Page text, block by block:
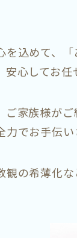
込めて、
心してお任
家族様が
でお手伝い
の希薄化